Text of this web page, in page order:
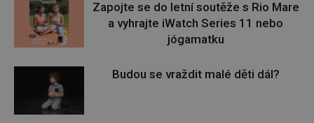
Zapojte se do letní soutěže s Rio Mare
a vyhrajte iWatch Series 11 nebo
jógamatku
Budou se vraždit malé děti dál?